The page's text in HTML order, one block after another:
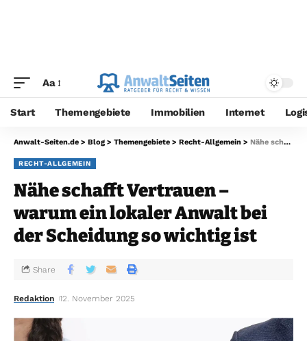
Aa
Start Themengebiete Immobilien Internet
Anwalt-Seiten.de > Blog > Themengebiete > Recht-Allgemein > Nähe schafft Vertrauen – warum ein lokaler Anwalt bei der Scheidung so wichtig ist
RECHT-ALLGEMEIN
Nähe schafft Vertrauen –
warum ein lokaler Anwalt bei
der Scheidung so wichtig ist
Redaktion 12. November 2025
Share